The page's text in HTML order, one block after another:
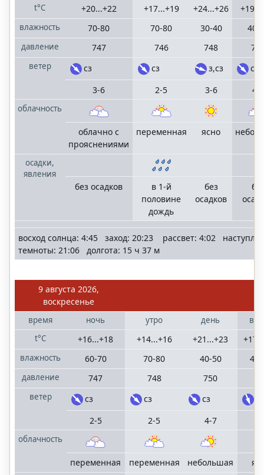
t°C
влажность
давление
ветер
облачность
осадки,
явления
+20...+22
70-80
747
сз
3-6
облачно с
прояснениями
без осадков
+17...+19
70-80
746
сз
2-5
переменная
в 1-й
половине
дождь
+24...+26
30-40
748
з,сз
3-6
ясно
без
осадков
40-
сз
4-7
восход солнца: 4:45 заход: 20:23 рассвет: 4:02
темноты: 21:06 долгота: 15 ч 37 м
9 августа 2026,
воскресенье
время
t°C
влажность
давление
ветер
облачность
ночь
+16...+18
60-70
747
сз
2-5
переменная
утро
+14...+16
70-80
748
сз
2-5
переменная
день
+21...+23
40-50
750
сз
4-7
небольшая